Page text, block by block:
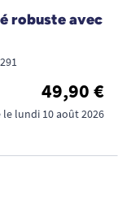
robuste avec
49,90 €
le lundi 10 août 2026